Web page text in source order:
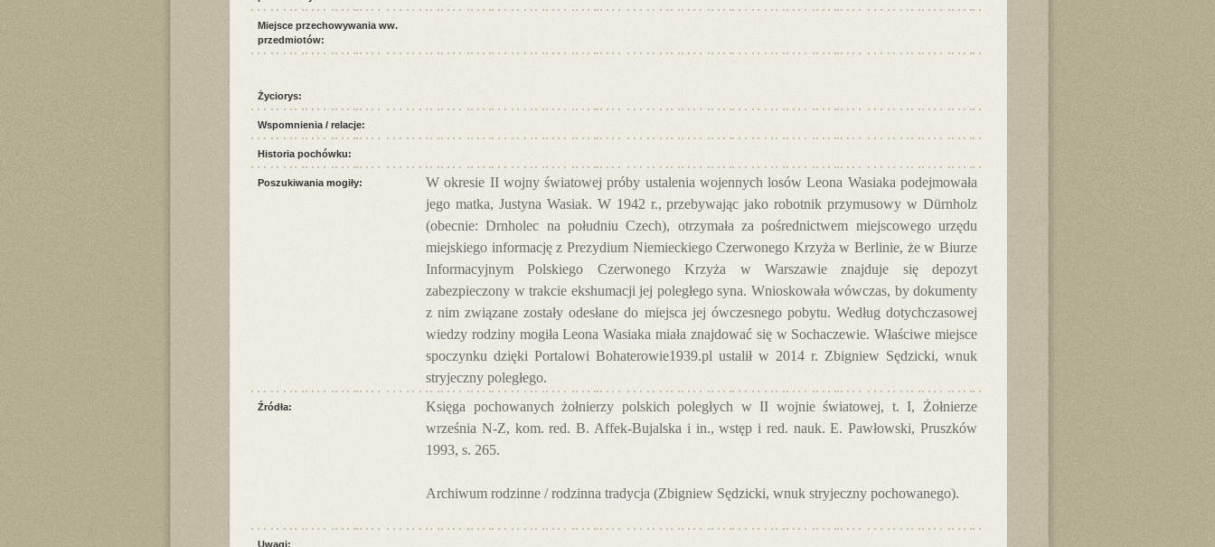
Miejsce przechowywania ww.
przedmiotów:
Życiorys:
Wspomnienia / relacje:
Historia pochówku:
Poszukiwania mogiły:
W okresie II wojny światowej próby ustalenia wojennych losów Leona Wasiaka podejmowała
jego matka, Justyna Wasiak. W 1942 r., przebywając jako robotnik przymusowy w Dürnholz
(obecnie: Drnholec na południu Czech), otrzymała za pośrednictwem miejscowego urzędu
miejskiego informację z Prezydium Niemieckiego Czerwonego Krzyża w Berlinie, że w Biurze
Informacyjnym Polskiego Czerwonego Krzyża w Warszawie znajduje się depozyt
zabezpieczony w trakcie ekshumacji jej poległego syna. Wnioskowała wówczas, by dokumenty
z nim związane zostały odesłane do miejsca jej ówczesnego pobytu. Według dotychczasowej
wiedzy rodziny mogiła Leona Wasiaka miała znajdować się w Sochaczewie. Właściwe miejsce
spoczynku dzięki Portalowi Bohaterowie1939.pl ustalił w 2014 r. Zbigniew Sędzicki, wnuk
stryjeczny poległego.
Źródła:
Księga pochowanych żołnierzy polskich poległych w II wojnie światowej, t. I, Żołnierze
września N-Z, kom. red. B. Affek-Bujalska i in., wstęp i red. nauk. E. Pawłowski, Pruszków
1993, s. 265.
Archiwum rodzinne / rodzinna tradycja (Zbigniew Sędzicki, wnuk stryjeczny pochowanego).
Uwagi: